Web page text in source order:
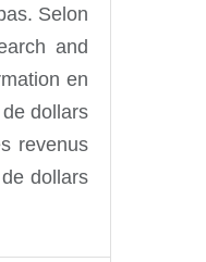
Selon
and
en
dollars
revenus
dollars